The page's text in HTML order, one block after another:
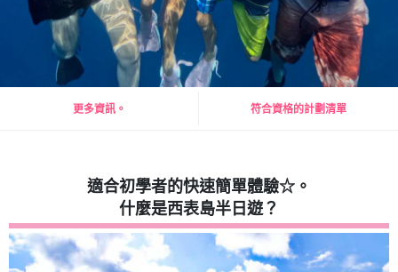
更多資訊。 符合資格的計劃清單
適合初學者的快速簡單體驗☆。
什麼是西表島半日遊？